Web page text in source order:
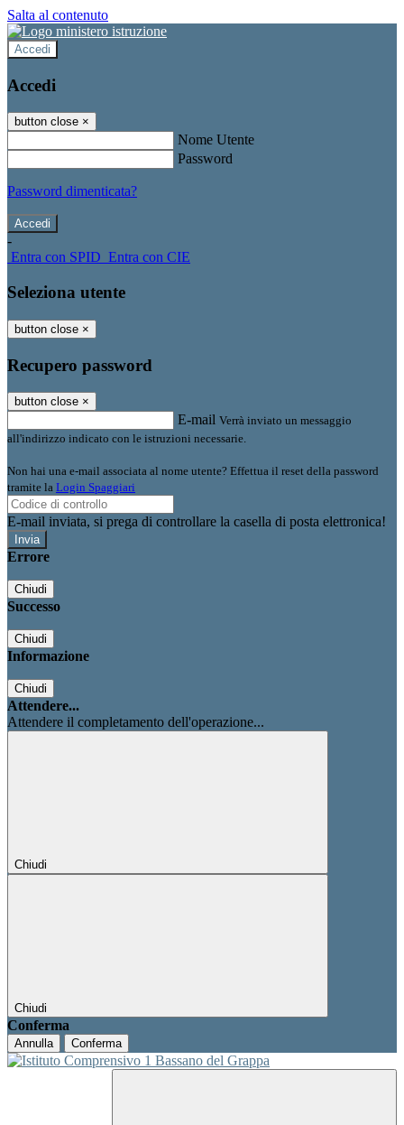
Salta al contenuto
Accedi
Accedi
button close ×
Nome Utente
Password
Password dimenticata?
-
Entra con SPID Entra con CIE
Seleziona utente
button close ×
Recupero password
button close ×
E-mail Verrà inviato un messaggio
all'indirizzo indicato con le istruzioni necessarie.
Non hai una e-mail associata al nome utente? Effettua il reset della password
tramite la Login Spaggiari
E-mail inviata, si prega di controllare la casella di posta elettronica!
Errore
Chiudi
Successo
Chiudi
Informazione
Chiudi
Attendere...
Attendere il completamento dell'operazione...
Chiudi
Chiudi
Conferma
Annulla Conferma